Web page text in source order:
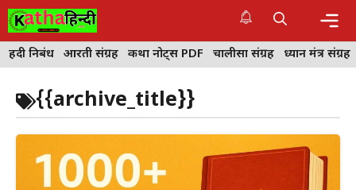
Skip
to
content
हिंदी निबंध आरती संग्रह कथा नोट्स PDF चालीसा संग्रह ध्यान मंत्र संग्रह
{{archive_title}}